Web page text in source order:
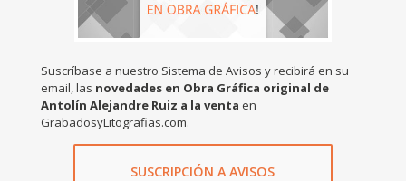
Suscríbase a nuestro Sistema de Avisos y recibirá en su
email, las novedades en Obra Gráfica original de
Antolín Alejandre Ruiz a la venta en
GrabadosyLitografias.com.
SUSCRIPCIÓN A AVISOS